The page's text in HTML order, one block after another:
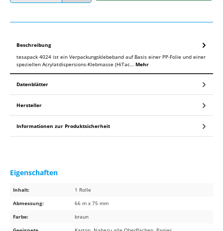
Beschreibung
tesapack 4024 ist ein Verpackungsklebeband auf Basis einer PP-Folie und einer
speziellen Acrylatdispersions-Klebmasse (HiTac… Mehr
Datenblätter
Hersteller
Informationen zur Produktsicherheit
Eigenschaften
Inhalt:
1 Rolle
Abmessung:
66 m x 75 mm
Farbe:
braun